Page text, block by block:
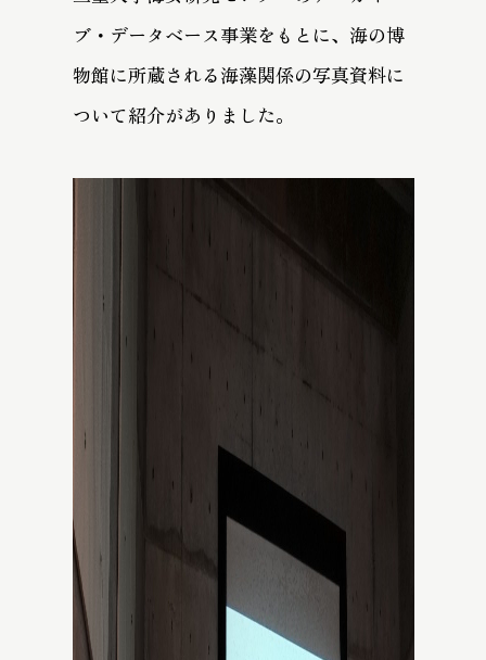
ブ・データベース事業をもとに、海の博
物館に所蔵される海藻関係の写真資料に
ついて紹介がありました。